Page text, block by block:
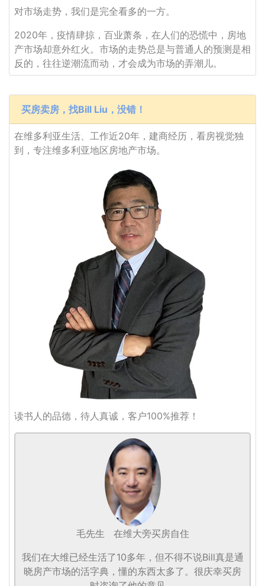
对市场走势，我们是完全看多的一方。
2020年，疫情肆掠，百业萧条，在人们的恐慌中，房地
产市场却意外红火。市场的走势总是与普通人的预测是相
反的，往往逆潮流而动，才会成为市场的弄潮儿。
买房卖房，找Bill Liu，没错！
在维多利亚生活、工作近20年，建商经历，看房视觉独
到，专注维多利亚地区房地产市场。
读书人的品德，待人真诚，客户100%推荐！
毛先生
在维大旁买房自住
我们在大维已经生活了10多年，但不得不说Bill真是通
晓房产市场的活字典，懂的东西太多了。很庆幸买房